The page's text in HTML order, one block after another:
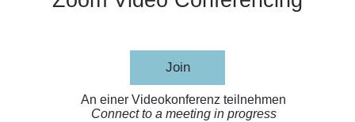
Join
An einer Videokonferenz teilnehmen
Connect to a meeting in progress